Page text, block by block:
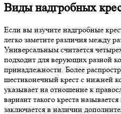
Виды надгробных
Если вы изучите надгробные
легко заметите различия между
Универсальным считается
подходит для верующих разной
принадлежности. Более
шестиконечный крест с нижней
указывает на отношение к
вариант такого креста
заключается в наличии